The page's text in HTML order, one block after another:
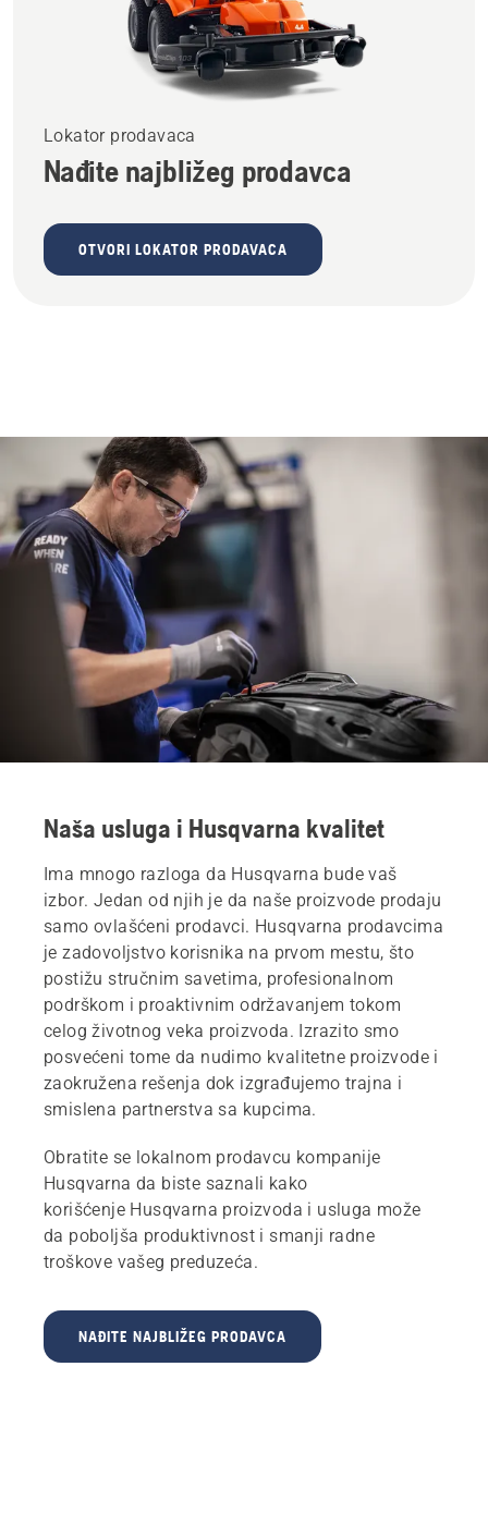
Lokator prodavaca
Nađite najbližeg prodavca
OTVORI LOKATOR PRODAVACA
Naša usluga i Husqvarna kvalitet
Ima mnogo razloga da Husqvarna bude vaš
izbor. Jedan od njih je da naše proizvode prodaju
samo ovlašćeni prodavci. Husqvarna prodavcima
je zadovoljstvo korisnika na prvom mestu, što
postižu stručnim savetima, profesionalnom
podrškom i proaktivnim održavanjem tokom
celog životnog veka proizvoda. Izrazito smo
posvećeni tome da nudimo kvalitetne proizvode i
zaokružena rešenja dok izgrađujemo trajna i
smislena partnerstva sa kupcima.
Obratite se lokalnom prodavcu kompanije
Husqvarna da biste saznali kako
korišćenje Husqvarna proizvoda i usluga može
da poboljša produktivnost i smanji radne
troškove vašeg preduzeća.
NAĐITE NAJBLIŽEG PRODAVCA